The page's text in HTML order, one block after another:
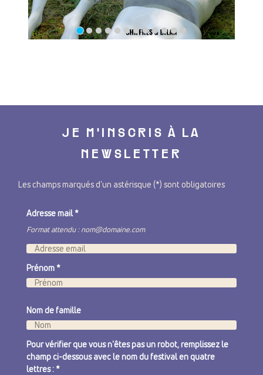
JE M'INSCRIS À LA
NEWSLETTER
Les champs marqués d'un astérisque (*) sont obligatoires
Adresse mail*
Format attendu : nom@domaine.com
Prénom *
Nom de famille
Pour vérifier que vous n'êtes pas un robot, remplissez le
champ ci-dessous avec le nom du festival en quatre
lettres : *